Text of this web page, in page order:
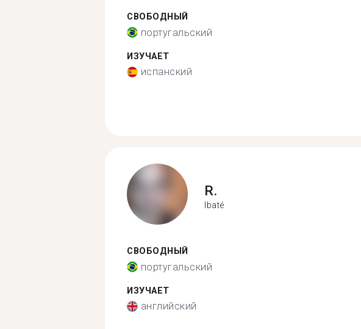
СВОБОДНЫЙ
португальский
ИЗУЧАЕТ
испанский
R.
Ibaté
СВОБОДНЫЙ
португальский
ИЗУЧАЕТ
английский